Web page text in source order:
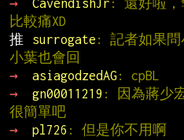
→
CavendishJr : 還好啦，
比較痛XD
推
surrogate : 記者如果問
小葉也會回
→
asiagodzedAG: cpBL
→
gn00011219 : 因為蔣少
很簡單吧
→
pl726 : 但是你不用啊